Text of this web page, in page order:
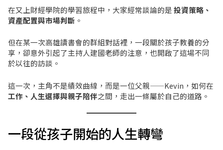
在又上財經學院的學習旅程中，大家經常談論的是投資策略、
資產配置與市場判斷 。
但在某一次高雄讀書會的群組對話裡，一段關於孩子教養的分
享，卻意外引起了主持人建國老師的注意，也開啟了這場不同
於以往的訪談。
這一次，主角不是績效曲線，而是一位父親——Kevin，如何在
工作、人生選擇與親子陪伴之間，走出一條屬於自己的道路。
一段從孩子開始的人生轉彎